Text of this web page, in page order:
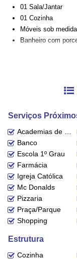
01 Sala/Jantar
01 Cozinha
Móveis sob
Banheiro com
Ar condicionado
Piso vinílico, teto
Obs.: Aceita permuta
Entre em contato
lhe atender. 😀
A disponibilidade e
aviso prévio.
Serviços
Academias de ginástica
Banco
Escola 1º Grau
Farmácia
Igreja Católica
Mc Donalds
Pizzaria
Praça/Parque
Shopping
Estrutura
Cozinha